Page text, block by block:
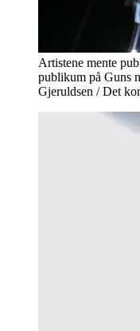
Artistene mente
publikum på Guns
Gjeruldsen / Det